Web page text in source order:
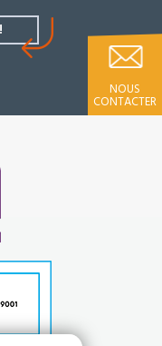
NOUS
CONTACTER